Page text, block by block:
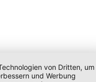
von Dritten, um
und Werbung